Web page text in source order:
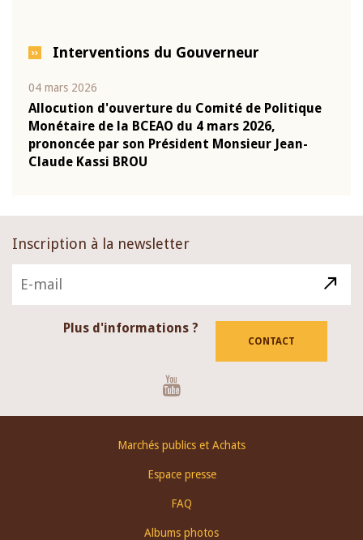
Interventions du Gouverneur
04 mars 2026
Allocution d'ouverture du Comité de Politique
Monétaire de la BCEAO du 4 mars 2026,
prononcée par son Président Monsieur Jean-
Claude Kassi BROU
Inscription à la newsletter
Plus d'informations ?
CONTACT
Marchés publics et Achats
Espace presse
FAQ
Albums photos